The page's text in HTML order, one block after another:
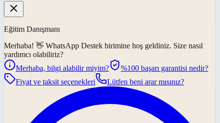
Eğitim Danışmanı
Merhaba! 👋 WhatsApp Destek birimine hoş geldiniz. Size nasıl
yardımcı olabiliriz?
Merhaba, bilgi alabilir miyim?
%100 başarı garantisi nedir?
Fiyat ve taksit seçenekleri
Lütfen beni arar mısınız?